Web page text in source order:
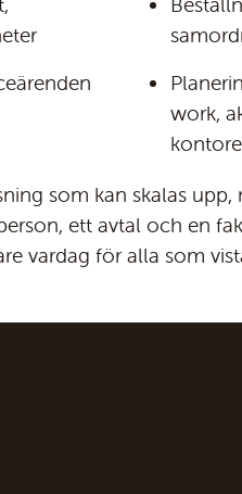
work,
som kan skalas
ett avtal och en
vardag för alla som